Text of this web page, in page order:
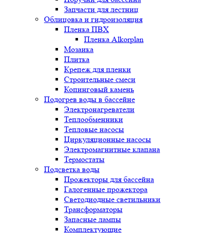
Запчасти для лестниц
Облицовка и гидроизоляция
Пленка ПВХ
Пленка Alkorplan
Мозаика
Плитка
Крепеж для пленки
Строительные смеси
Копинговый камень
Подогрев воды в бассейне
Электронагреватели
Теплообменники
Тепловые насосы
Циркуляционные насосы
Электромагнитные клапана
Термостаты
Подсветка воды
Прожекторы для бассейна
Галогенные прожектора
Светодиодные светильники
Трансформаторы
Запасные лампы
Комплектующие